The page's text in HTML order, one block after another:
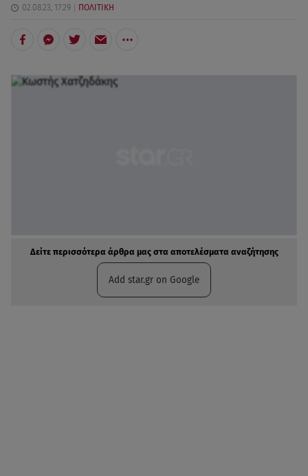
02.08.23, 17:29 ΠΟΛΙΤΙΚΗ
Δείτε περισσότερα άρθρα μας στα αποτελέσματα αναζήτησης
Add star.gr on Google